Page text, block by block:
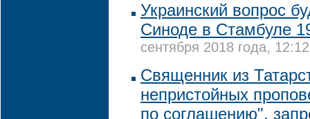
Украинский вопрос
Синоде в Стамбуле
сентября 2018 года, 12:12
Священник из
непристойных
по соглашению",